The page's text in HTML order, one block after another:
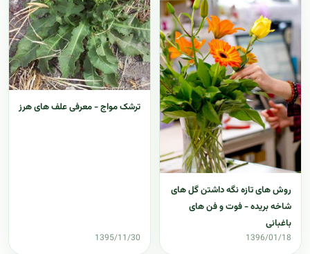
روش های تازه نگه داشتن گل های
شاخه بریده - فوت و فن های
باغبانی
1396/01/18
ترشک مواج - معرفی علف های هرز
1395/11/30